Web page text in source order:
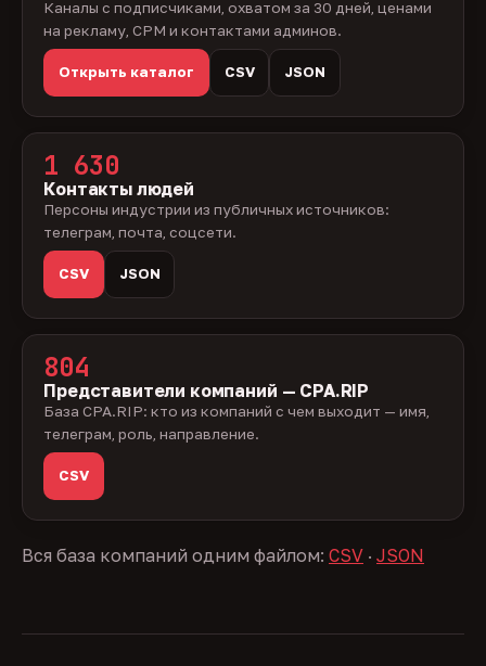
Каналы с подписчиками, охватом за 30 дней, ценами
на рекламу, CPM и контактами админов.
Открыть каталог CSV JSON
1 630
Контакты людей
Персоны индустрии из публичных источников:
телеграм, почта, соцсети.
CSV JSON
804
Представители компаний — CPA.RIP
База CPA.RIP: кто из компаний с чем выходит — имя,
телеграм, роль, направление.
CSV
Вся база компаний одним файлом: CSV · JSON